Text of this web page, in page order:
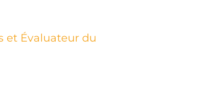
et Évaluateur du